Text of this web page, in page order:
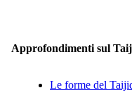
Approfondimenti sul
Le forme del